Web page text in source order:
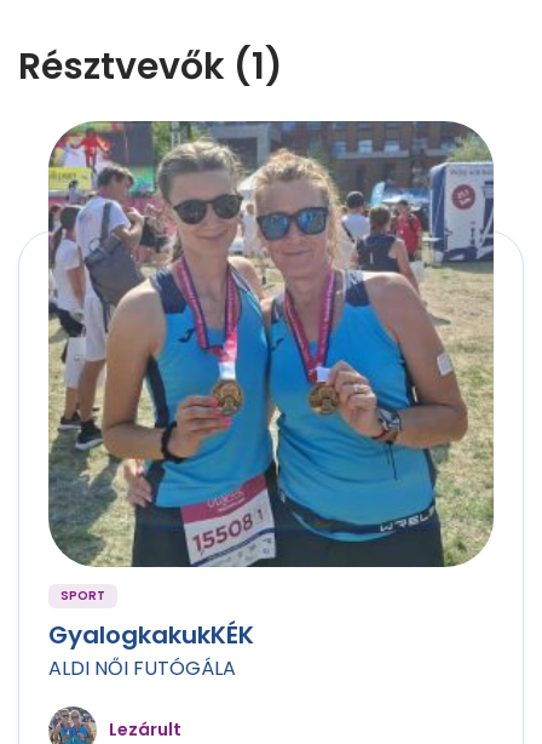
Résztvevők (1)
SPORT
GyalogkakukKÉK
ALDI NŐI FUTÓGÁLA
Lezárult